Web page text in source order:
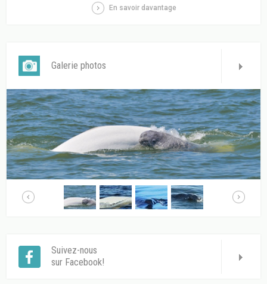
En savoir davantage
Galerie photos
Suivez-nous
sur Facebook!